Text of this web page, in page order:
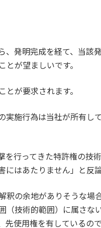
、発明完成を経て、当
が望ましいです。
が要求されます。
施行為は当社が所有
を行ってきた特許権の
はあたりません」と反
釈の余地がありそうな
（技術的範囲）に属さ
使用権を有しているの